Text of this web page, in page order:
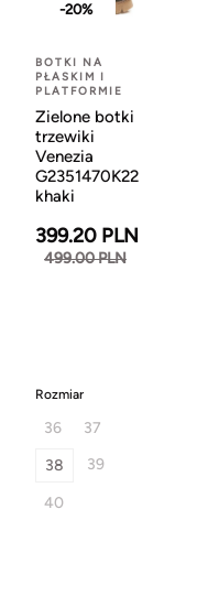
-20%
BOTKI NA
PŁASKIM I
PLATFORMIE
Zielone botki
trzewiki
Venezia
G2351470K22
khaki
399.20 PLN
499.00 PLN
Rozmiar
36
37
38
39
40